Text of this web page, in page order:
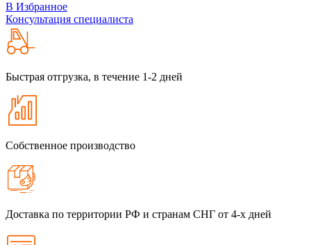
В Избранное
Консультация специалиста
Быстрая отгрузка, в течение 1-2 дней
Собственное производство
Доставка по территории РФ и странам СНГ от 4-х дней